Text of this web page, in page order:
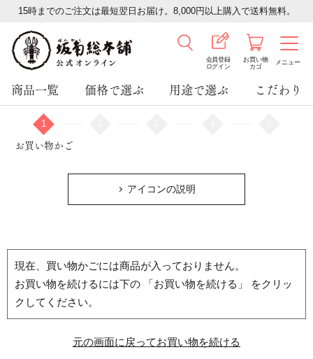
15時までのご注文は最短翌日お届け。8,000円以上購入で送料無料。
会員登録
ログイン
お買い物
カゴ
メニュー
商品一覧 価格で選ぶ 用途で選ぶ こだわり
1
お買い物かご
アイコンの説明
現在、買い物かごには商品が入っておりません。
お買い物を続けるには下の 「お買い物を続ける」 をクリッ
クしてください。
元の画面に戻ってお買い物を続ける